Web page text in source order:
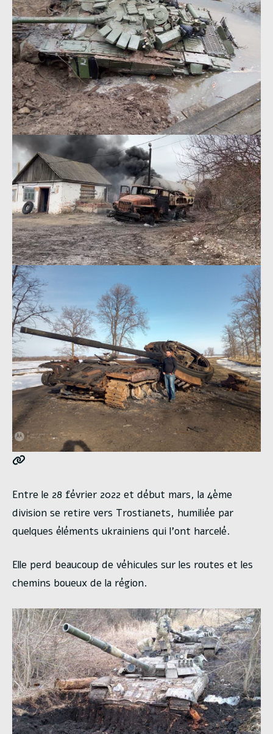
Entre le 28 février 2022 et début mars, la 4ème
division se retire vers Trostianets, humiliée par
quelques éléments ukrainiens qui l’ont harcelé.
Elle perd beaucoup de véhicules sur les routes et les
chemins boueux de la région.